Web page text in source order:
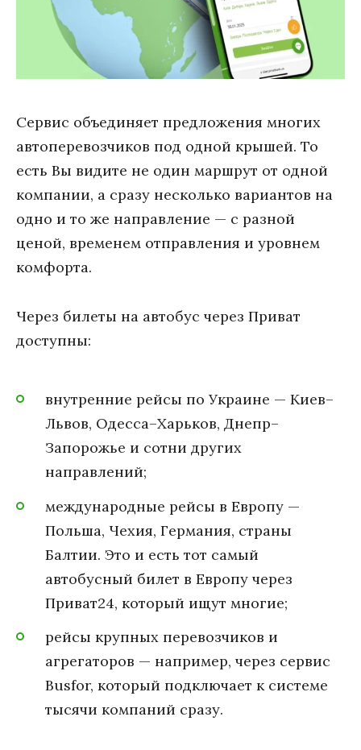
Сервис объединяет предложения многих
автоперевозчиков под одной крышей. То
есть Вы видите не один маршрут от одной
компании, а сразу несколько вариантов на
одно и то же направление — с разной
ценой, временем отправления и уровнем
комфорта.
Через билеты на автобус через Приват
доступны:
внутренние рейсы по Украине — Киев–
Львов, Одесса–Харьков, Днепр–
Запорожье и сотни других
направлений;
международные рейсы в Европу —
Польша, Чехия, Германия, страны
Балтии. Это и есть тот самый
автобусный билет в Европу через
Приват24, который ищут многие;
рейсы крупных перевозчиков и
агрегаторов — например, через сервис
Busfor, который подключает к системе
тысячи компаний сразу.